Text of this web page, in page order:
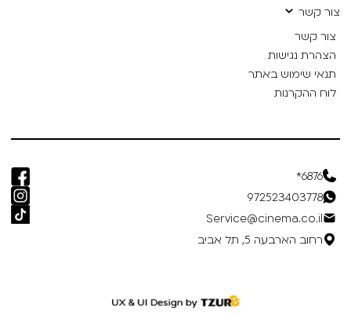
צור קשר
צור קשר
הצהרת נגישות
תנאי שימוש באתר
לוח ההקרנות
6876*
972523403778
Service@cinema.co.il
רחוב הארבעה 5, תל אביב